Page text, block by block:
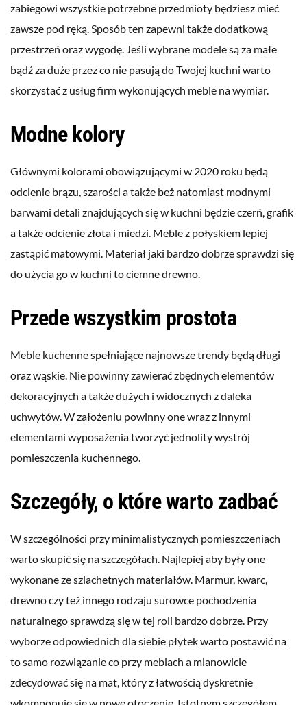
zabiegowi wszystkie potrzebne przedmioty będziesz mieć
zawsze pod ręką. Sposób ten zapewni także dodatkową
przestrzeń oraz wygodę. Jeśli wybrane modele są za małe
bądź za duże przez co nie pasują do Twojej kuchni warto
skorzystać z usług firm wykonujących meble na wymiar.
Modne kolory
Głównymi kolorami obowiązującymi w 2020 roku będą
odcienie brązu, szarości a także beż natomiast modnymi
barwami detali znajdujących się w kuchni będzie czerń, grafik
a także odcienie złota i miedzi. Meble z połyskiem lepiej
zastąpić matowymi. Materiał jaki bardzo dobrze sprawdzi się
do użycia go w kuchni to ciemne drewno.
Przede wszystkim prostota
Meble kuchenne spełniające najnowsze trendy będą długi
oraz wąskie. Nie powinny zawierać zbędnych elementów
dekoracyjnych a także dużych i widocznych z daleka
uchwytów. W założeniu powinny one wraz z innymi
elementami wyposażenia tworzyć jednolity wystrój
pomieszczenia kuchennego.
Szczegóły, o które warto zadbać
W szczególności przy minimalistycznych pomieszczeniach
warto skupić się na szczegółach. Najlepiej aby były one
wykonane ze szlachetnych materiałów. Marmur, kwarc,
drewno czy też innego rodzaju surowce pochodzenia
naturalnego sprawdzą się w tej roli bardzo dobrze. Przy
wyborze odpowiednich dla siebie płytek warto postawić na
to samo rozwiązanie co przy meblach a mianowicie
zdecydować się na mat, który z łatwością dyskretnie